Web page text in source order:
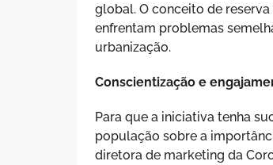
global. O conceito de
enfrentam problemas
urbanização.
Conscientização e
Para que a iniciativa tenha
população sobre a
diretora de marketing da